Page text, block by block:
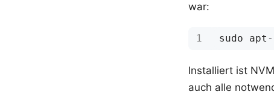
war:
Installiert ist
auch alle